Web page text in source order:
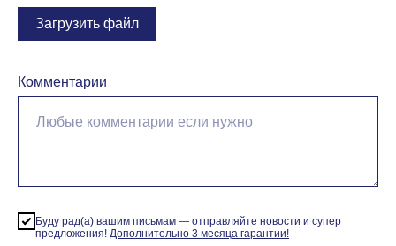
Загрузить файл
Комментарии
Буду рад(а) вашим письмам — отправляйте новости и супер
предложения! Дополнительно 3 месяца гарантии!